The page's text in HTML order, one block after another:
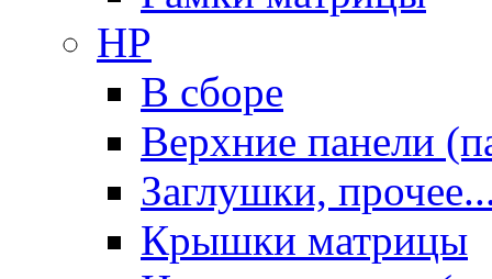
HP
В сборе
Верхние панели
Заглушки,
Крышки матрицы